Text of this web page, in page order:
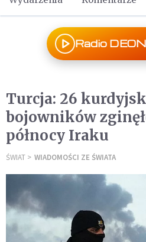
Radio
Turcja: 26
bojowników
północy Iraku
ŚWIAT WIADOMOŚCI ZE ŚWIATA